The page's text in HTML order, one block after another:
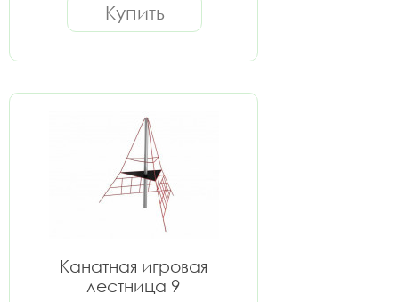
Купить
Канатная игровая
лестница 9